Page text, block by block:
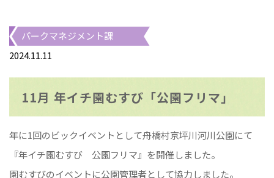
パークマネジメント課
2024.11.11
11月 年イチ園むすび「公園フリマ」
年に1回のビックイベントとして舟橋村京坪川河川公園にて
『年イチ園むすび 公園フリマ』を開催しました。
園むすびのイベントに公園管理者として協力しました。